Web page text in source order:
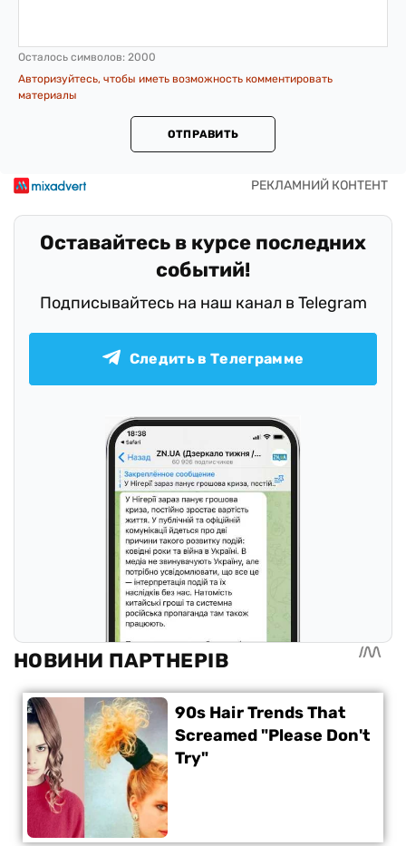
Осталось символов: 2000
Авторизуйтесь, чтобы иметь возможность комментировать
материалы
ОТПРАВИТЬ
Оставайтесь в курсе последних
событий!
Подписывайтесь на наш канал в Telegram
Следить в Телеграмме